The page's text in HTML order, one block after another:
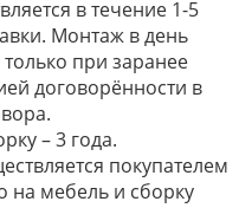
в течение 1-5
Монтаж в день
только при заранее
договорённости в
– 3 года.
покупателем
на мебель и сборку